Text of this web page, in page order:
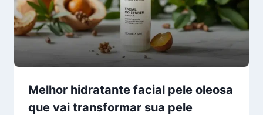
Melhor hidratante facial pele oleosa
que vai transformar sua pele